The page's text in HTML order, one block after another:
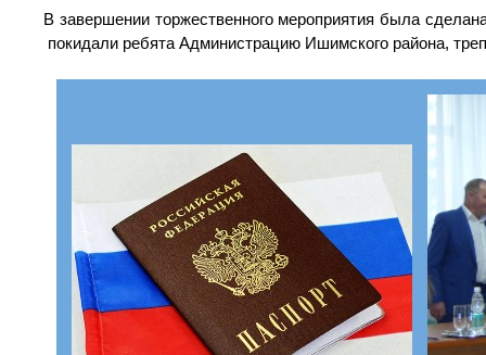
В завершении торжественного мероприятия была
покидали ребята Администрацию Ишимского района,